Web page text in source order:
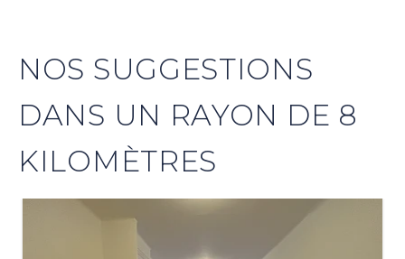
NOS SUGGESTIONS
DANS UN RAYON DE 8
KILOMÈTRES